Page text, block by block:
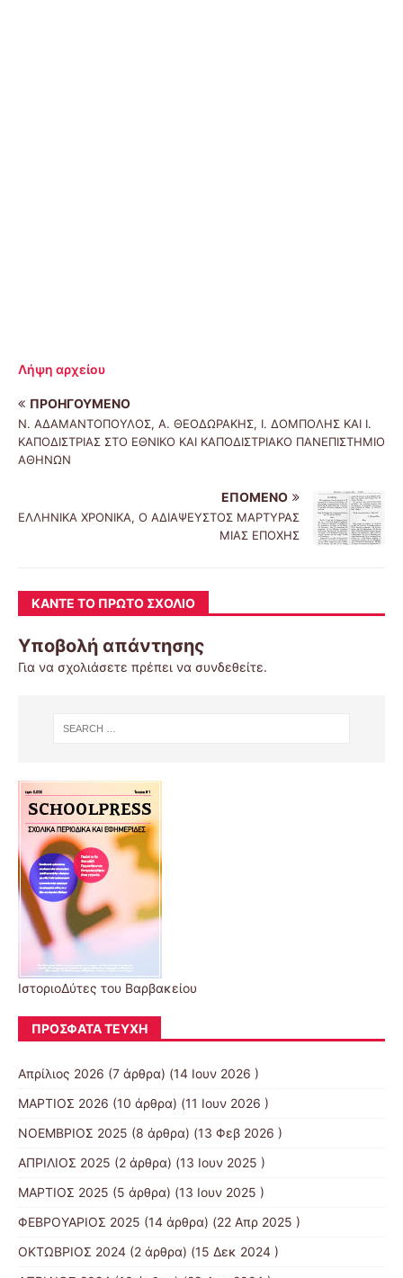
Λήψη αρχείου
ΠΡΟΗΓΟΎΜΕΝΟ
Ν. ΑΔΑΜΑΝΤΟΠΟΥΛΟΣ, Α. ΘΕΟΔΩΡΑΚΗΣ, Ι. ΔΟΜΠΟΛΗΣ KAI Ι.
ΚΑΠΟΔΙΣΤΡΙΑΣ ΣΤΟ ΕΘΝΙΚΟ KAI ΚΑΠΟΔΙΣΤΡΙΑΚΟ ΠΑΝΕΠΙΣΤΗΜΙΟ
ΑΘΗΝΩΝ
ΕΠΌΜΕΝΟ
ΕΛΛΗΝΙΚΑ ΧΡΟΝΙΚΑ, Ο ΑΔΙΑΨΕΥΣΤΟΣ ΜΑΡΤΥΡΑΣ
ΜΙΑΣ ΕΠΟΧΗΣ
ΚΆΝΤΕ ΤΟ ΠΡΏΤΟ ΣΧΌΛΙΟ
Υποβολή απάντησης
Για να σχολιάσετε πρέπει να συνδεθείτε.
ΙστοριοΔύτες του Βαρβακείου
ΠΡΌΣΦΑΤΑ ΤΕΎΧΗ
Απρίλιος 2026 (7 άρθρα) (14 Ιουν 2026 )
ΜΑΡΤΙΟΣ 2026 (10 άρθρα) (11 Ιουν 2026 )
ΝΟΕΜΒΡΙΟΣ 2025 (8 άρθρα) (13 Φεβ 2026 )
ΑΠΡΙΛΙΟΣ 2025 (2 άρθρα) (13 Ιουν 2025 )
ΜΑΡΤΙΟΣ 2025 (5 άρθρα) (13 Ιουν 2025 )
ΦΕΒΡΟΥΑΡΙΟΣ 2025 (14 άρθρα) (22 Απρ 2025 )
ΟΚΤΩΒΡΙΟΣ 2024 (2 άρθρα) (15 Δεκ 2024 )